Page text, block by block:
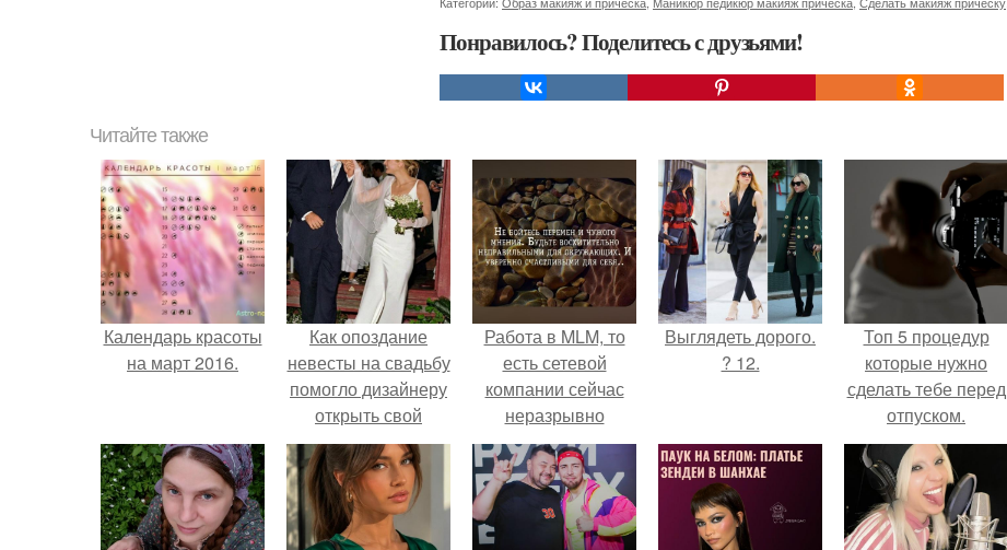
Понравилось? Поделитесь с друзьями!
Читайте также
Календарь красоты
на март 2016.
Как опоздание
невесты на свадьбу
помогло дизайнеру
открыть свой
бренд.
Работа в MLM, то
есть сетевой
компании сейчас
неразрывно
связана с создание
своего контента,
своей страницы в
соц сетях.
Выглядеть дорого.
? 12.
Топ 5 процедур
которые нужно
сделать тебе перед
отпуском.